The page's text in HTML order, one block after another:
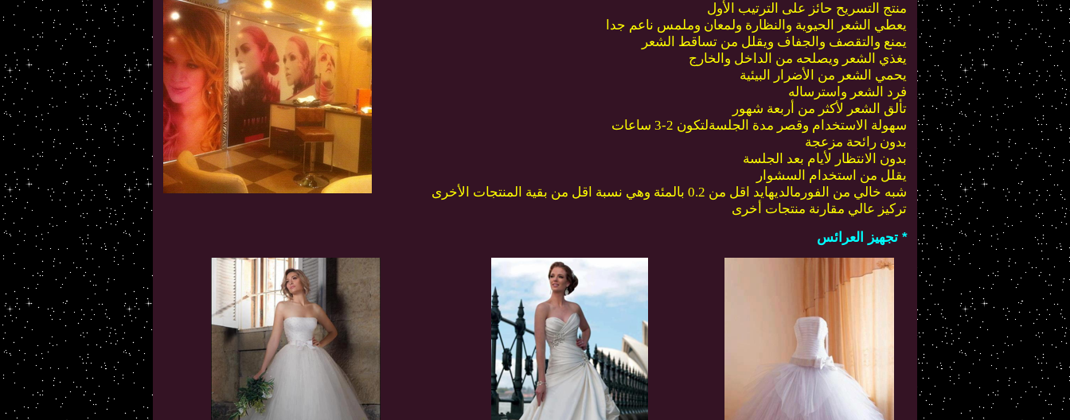
منتج التسريح حائز على الترتيب الأول
يعطي الشعر الحيوية والنظارة ولمعان وملمس ناعم جدا
يمنع والتقصف والجفاف ويقلل من تساقط الشعر
يغذي الشعر ويصلحه من الداخل والخارج
يحمي الشعر من الأضرار البيئية
فرد الشعر واسترساله
تألق الشعر لأكثر من أربعة شهور
سهولة الاستخدام وقصر مدة الجلسةلتكون 2-3 ساعات
بدون رائحة مزعجة
بدون الانتظار لأيام بعد الجلسة
يقلل من استخدام السشوار
شبه خالي من الفورمالديهايد اقل من 0.2 بالمئة وهي نسبة اقل من بقية المنتجات الأخرى
تركيز عالي مقارنة منتجات أخرى
* تجهيز العرائس